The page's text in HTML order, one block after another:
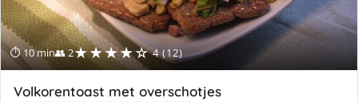
⏱ 10 min👥 2★★★★☆ 4 (12)
Volkorentoast met overschotjes